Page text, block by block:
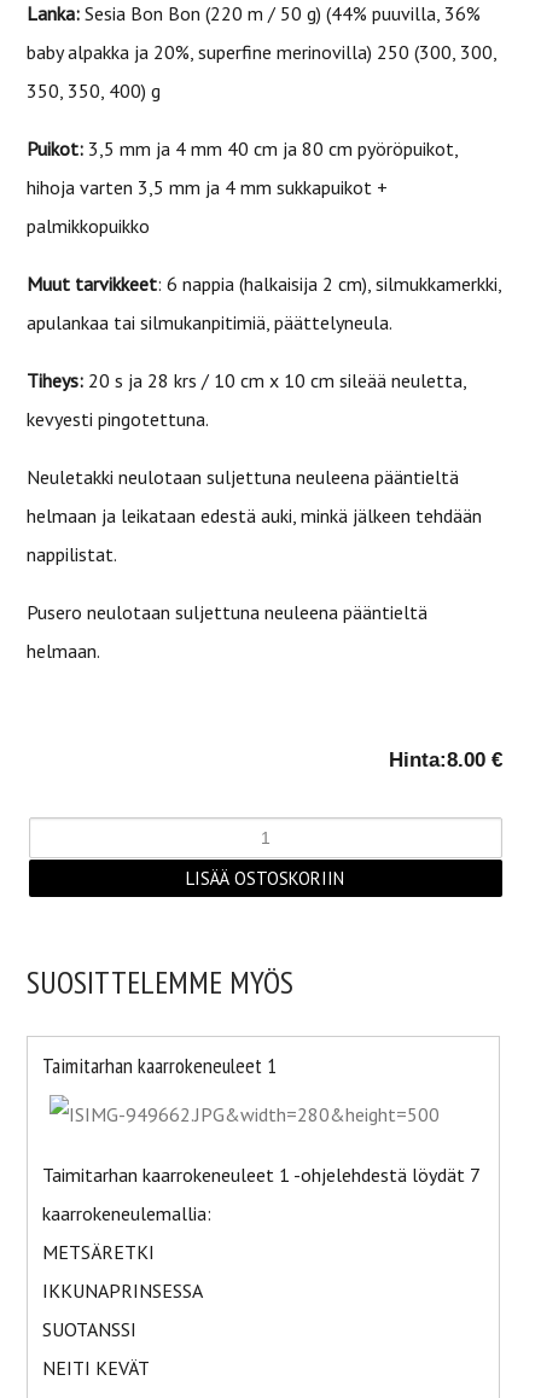
Lanka: Sesia Bon Bon (220 m / 50 g) (44% puuvilla, 36%
baby alpakka ja 20%, superfine merinovilla) 250 (300, 300,
350, 350, 400) g
Puikot: 3,5 mm ja 4 mm 40 cm ja 80 cm pyöröpuikot,
hihoja varten 3,5 mm ja 4 mm sukkapuikot +
palmikkopuikko
Muut tarvikkeet: 6 nappia (halkaisija 2 cm), silmukkamerkki,
apulankaa tai silmukanpitimiä, päättelyneula.
Tiheys: 20 s ja 28 krs / 10 cm x 10 cm sileää neuletta,
kevyesti pingotettuna.
Neuletakki neulotaan suljettuna neuleena pääntieltä
helmaan ja leikataan edestä auki, minkä jälkeen tehdään
nappilistat.
Pusero neulotaan suljettuna neuleena pääntieltä
helmaan.
Hinta:8.00 €
SUOSITTELEMME MYÖS
Taimitarhan kaarrokeneuleet 1
Taimitarhan kaarrokeneuleet 1 -ohjelehdestä löydät 7
kaarrokeneulemallia:
METSÄRETKI
IKKUNAPRINSESSA
SUOTANSSI
NEITI KEVÄT